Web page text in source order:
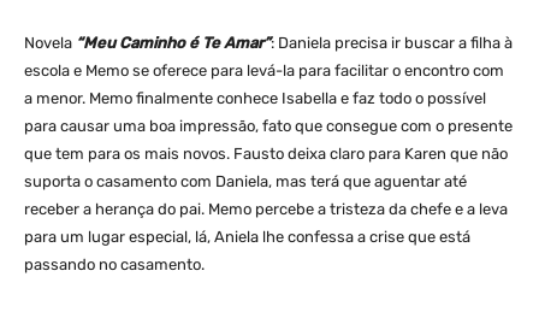
Novela “Meu Caminho é Te Amar”: Daniela precisa ir buscar a filha à
escola e Memo se oferece para levá-la para facilitar o encontro com
a menor. Memo finalmente conhece Isabella e faz todo o possível
para causar uma boa impressão, fato que consegue com o presente
que tem para os mais novos. Fausto deixa claro para Karen que não
suporta o casamento com Daniela, mas terá que aguentar até
receber a herança do pai. Memo percebe a tristeza da chefe e a leva
para um lugar especial, lá, Aniela lhe confessa a crise que está
passando no casamento.